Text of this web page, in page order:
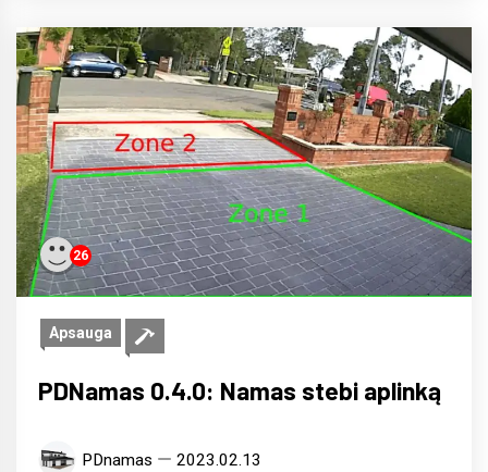
26
Apsauga
PDNamas 0.4.0: Namas stebi aplinką
PDnamas 2023.02.13